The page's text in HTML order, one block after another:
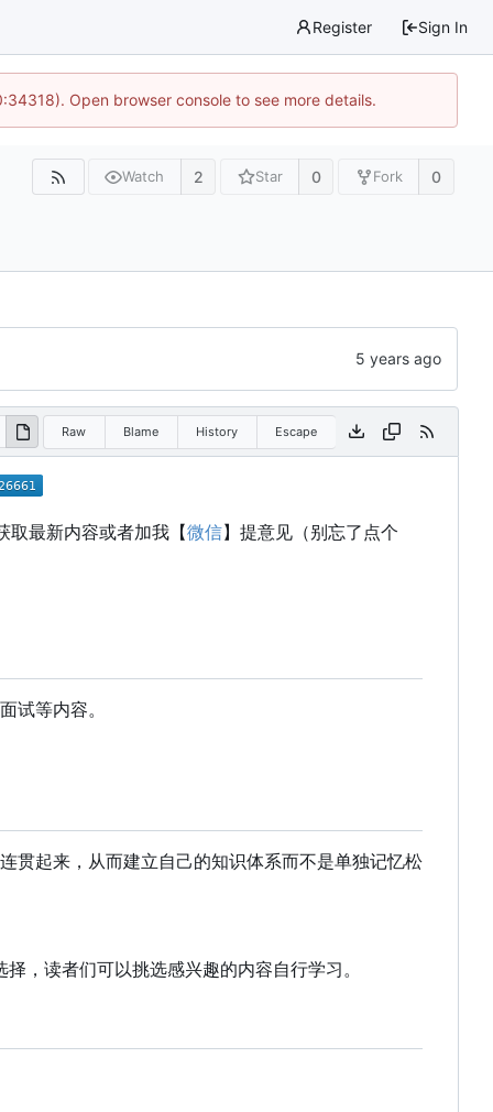
Register Sign In
Open browser console to see more details.
Watch 2 Star 0 Fork 0
Raw Blame History Escape
取最新内容或者加我【微信】提意见（别忘了点个
试等内容。
贯起来，从而建立自己的知识体系而不是单独记忆松
，读者们可以挑选感兴趣的内容自行学习。